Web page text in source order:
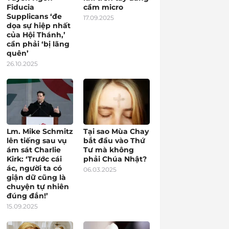
Fiducia
Supplicans ‘đe
dọa sự hiệp nhất
của Hội Thánh,’
cần phải ‘bị lãng
quên’
26.10.2025
cầm micro
17.09.2025
Lm. Mike Schmitz
lên tiếng sau vụ
ám sát Charlie
Kirk: ‘Trước cái
ác, người ta có
giận dữ cũng là
chuyện tự nhiên
đúng đắn!’
15.09.2025
Tại sao Mùa Chay
bắt đầu vào Thứ
Tư mà không
phải Chúa Nhật?
06.03.2025